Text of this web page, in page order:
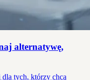
alternatywę,
tych, którzy chcą